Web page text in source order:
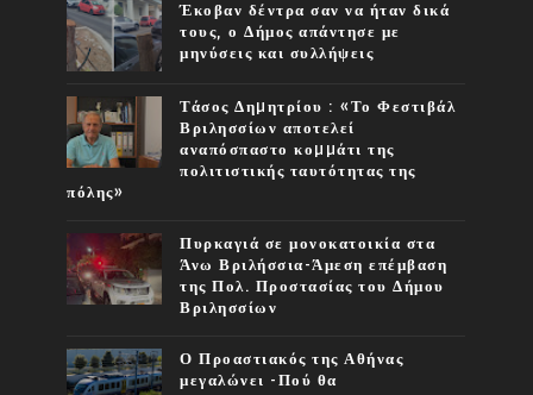
Έκοβαν δέντρα σαν να ήταν δικά
τους, ο Δήμος απάντησε με
μηνύσεις και συλλήψεις
Τάσος Δηµητρίου : «Το Φεστιβάλ
Βριλησσίων αποτελεί
αναπόσπαστο κοµµάτι της
πολιτιστικής ταυτότητας της
πόλης»
Πυρκαγιά σε μονοκατοικία στα
Άνω Βριλήσσια-Άμεση επέμβαση
της Πολ. Προστασίας του Δήμου
Βριλησσίων
Ο Προαστιακός της Αθήνας
μεγαλώνει -Πού θα